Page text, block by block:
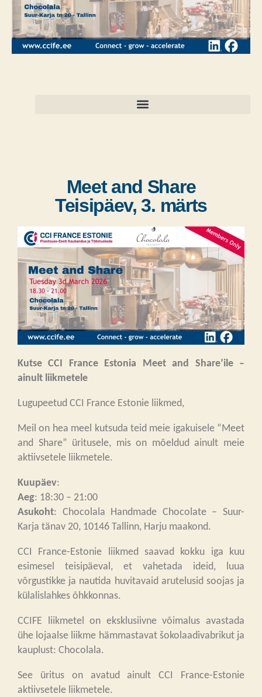
Meet and Share
Teisipäev, 3. märts
Kutse CCI France Estonia Meet and Share’ile –
ainult liikmetele
Lugupeetud CCI France Estonie liikmed,
Meil on hea meel kutsuda teid meie igakuisele “Meet
and Share” üritusele, mis on mõeldud ainult meie
aktiivsetele liikmetele.
Kuupäev:
Aeg: 18:30 – 21:00
Asukoht: Chocolala Handmade Chocolate – Suur-
Karja tänav 20, 10146 Tallinn, Harju maakond.
CCI France-Estonie liikmed saavad kokku iga kuu
esimesel teisipäeval, et vahetada ideid, luua
võrgustikke ja nautida huvitavaid arutelusid soojas ja
külalislahkes õhkkonnas.
CCIFE liikmetel on eksklusiivne võimalus avastada
ühe lojaalse liikme hämmastavat šokolaadivabrikut ja
kauplust: Chocolala.
See üritus on avatud ainult CCI France-Estonie
aktiivsetele liikmetele.